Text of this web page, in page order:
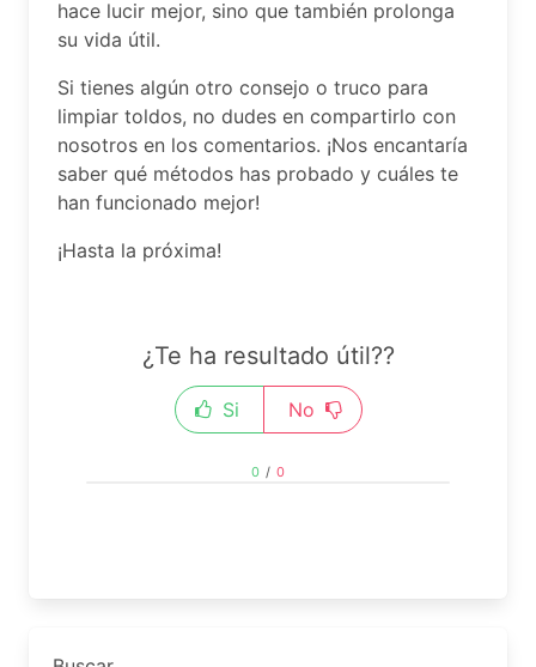
hace lucir mejor, sino que también prolonga
su vida útil.
Si tienes algún otro consejo o truco para
limpiar toldos, no dudes en compartirlo con
nosotros en los comentarios. ¡Nos encantaría
saber qué métodos has probado y cuáles te
han funcionado mejor!
¡Hasta la próxima!
¿Te ha resultado útil??
Si No
0 / 0